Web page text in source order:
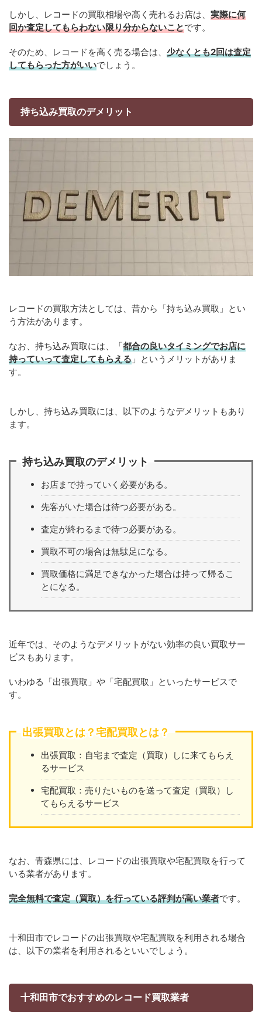
しかし、レコードの買取相場や高く売れるお店は、 実際に何
回か査定してもらわない限り分からないことです。
そのため、レコードを高く売る場合は、 少なくとも2回は査定
してもらった方がいいでしょう。
持ち込み買取のデメリット
レコードの買取方法としては、昔から「持ち込み買取」とい
う方法があります。
なお、持ち込み買取には、「都合の良いタイミングでお店に
持っていって査定してもらえる 」というメリットがありま
す。
しかし、持ち込み買取には、以下のようなデメリットもあり
ます。
持ち込み買取のデメリット
お店まで持っていく必要がある。
先客がいた場合は待つ必要がある。
査定が終わるまで待つ必要がある。
買取不可の場合は無駄足になる。
買取価格に満足できなかった場合は持って帰るこ
とになる。
近年では、そのようなデメリットがない効率の良い買取サー
ビスもあります。
いわゆる「出張買取」や「宅配買取」といったサービスで
す。
出張買取とは？宅配買取とは？
出張買取：自宅まで査定（買取）しに来てもらえ
るサービス
宅配買取：売りたいものを送って査定（買取）し
てもらえるサービス
なお、青森県には、レコードの出張買取や宅配買取を行って
いる業者があります。
完全無料で査定（買取）を行っている評判が高い業者です。
十和田市でレコードの出張買取や宅配買取を利用される場合
は、以下の業者を利用されるといいでしょう。
十和田市でおすすめのレコード買取業者